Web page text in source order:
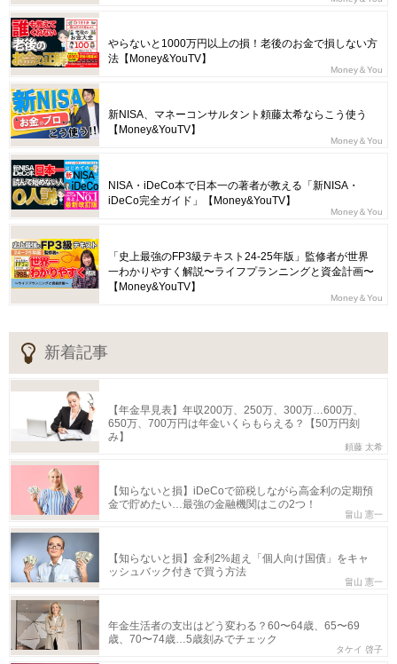
やらないと1000万円以上の損！老後のお金で損しない方
法【Money&YouTV】
Money＆You
新NISA、マネーコンサルタント頼藤太希ならこう使う
【Money&YouTV】
Money＆You
NISA・iDeCo本で日本一の著者が教える「新NISA・
iDeCo完全ガイド」【Money&YouTV】
Money＆You
「史上最強のFP3級テキスト24-25年版」監修者が世界
一わかりやすく解説〜ライフプランニングと資金計画〜
【Money&YouTV】
Money＆You
新着記事
【年金早見表】年収200万、250万、300万…600万、
650万、700万円は年金いくらもらえる？【50万円刻
み】
頼藤 太希
【知らないと損】iDeCoで節税しながら高金利の定期預
金で貯めたい…最強の金融機関はこの2つ！
畠山 憲一
【知らないと損】金利2%超え「個人向け国債」をキャ
ッシュバック付きで買う方法
畠山 憲一
年金生活者の支出はどう変わる？60〜64歳、65〜69
歳、70〜74歳…5歳刻みでチェック
タケイ 啓子